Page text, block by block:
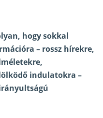
hogy sokkal
– rossz hírekre,
indulatokra –